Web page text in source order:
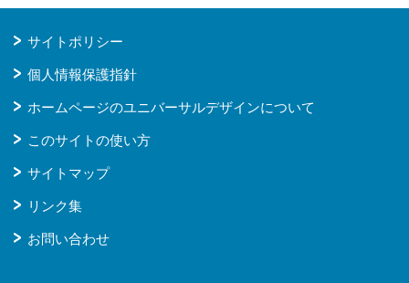
サイトポリシー
個人情報保護指針
ホームページのユニバーサルデザインについて
このサイトの使い方
サイトマップ
リンク集
お問い合わせ